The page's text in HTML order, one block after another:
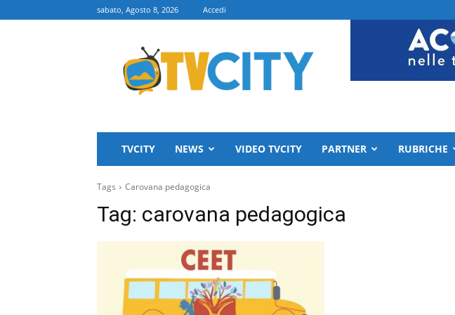
sabato, Agosto 8, 2026 Accedi
TVCITY
TVCITY NEWS VIDEO TVCITY PARTNER RUBRICHE
Tags Carovana pedagogica
Tag: carovana pedagogica